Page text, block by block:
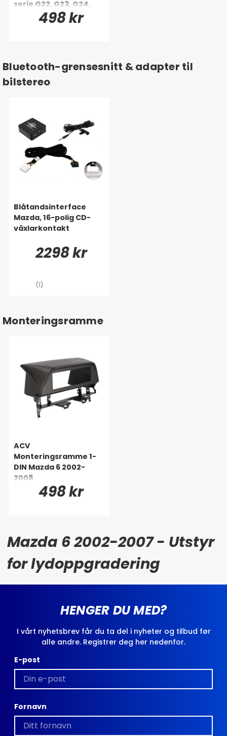
serie G22, G23, G24,
G26 88-26498 kr
Bluetooth-grensesnitt & adapter til
bilstereo
Blåtandsinterface
Mazda, 16-polig CD-
växlarkontakt
2298 kr
(1)
Monteringsramme
ACV
Monteringsramme 1-
DIN Mazda 6 2002-
2008
498 kr
Mazda 6 2002-2007 - Utstyr
for lydoppgradering
HENGER DU MED?
I vårt nyhetsbrev får du ta del i nyheter og tilbud før
alle andre. Registrer deg her nedenfor.
E-post
Fornavn